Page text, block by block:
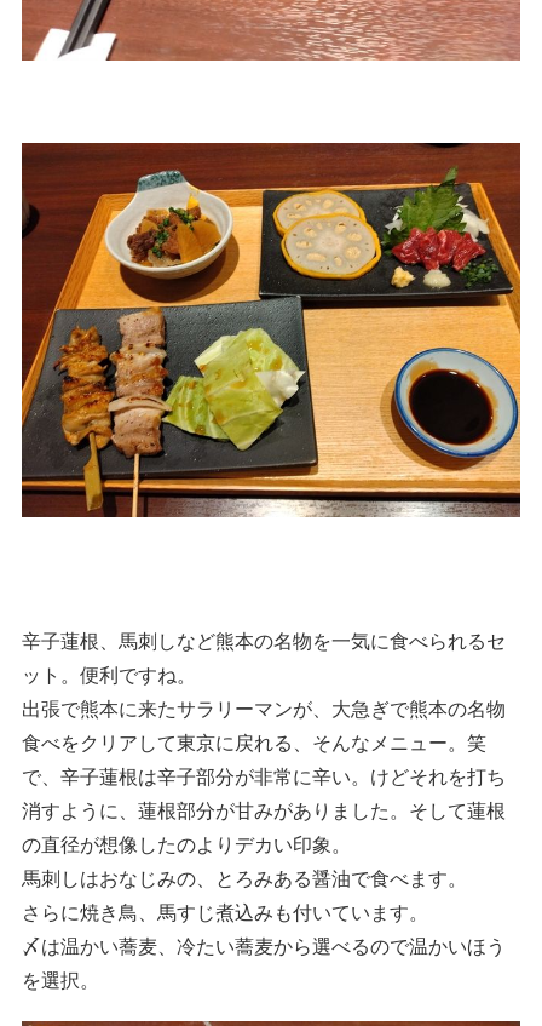
辛子蓮根、馬刺しなど熊本の名物を一気に食べられるセ
ット。便利ですね。
出張で熊本に来たサラリーマンが、大急ぎで熊本の名物
食べをクリアして東京に戻れる、そんなメニュー。笑
で、辛子蓮根は辛子部分が非常に辛い。けどそれを打ち
消すように、蓮根部分が甘みがありました。そして蓮根
の直径が想像したのよりデカい印象。
馬刺しはおなじみの、とろみある醤油で食べます。
さらに焼き鳥、馬すじ煮込みも付いています。
〆は温かい蕎麦、冷たい蕎麦から選べるので温かいほう
を選択。